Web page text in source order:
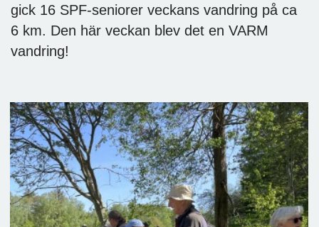
gick 16 SPF-seniorer veckans vandring på ca
6 km. Den här veckan blev det en VARM
vandring!